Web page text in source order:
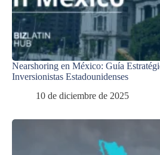
Nearshoring en México: Guía
Inversionistas Estadounidenses
10 de diciembre de 2025